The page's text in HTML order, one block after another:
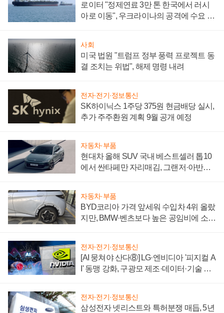
로이터 "정제연료 3만 톤 한국에서 러시
아로 이동", 우크라이나의 공격에 수요 늘
사회
미국 법원 "트럼프 정부 풍력 프로젝트 동
결 조치는 위법", 해제 명령 내려
전자·전기·정보통신
SK하이닉스 1주당 375원 현금배당 실시,
추가 주주환원 계획 9월 공개 예정
자동차·부품
현대차 올해 SUV 국내 베스트셀러 톱10
에서 싼타페만 자리매김, 그랜저·아반떼
자동차·부품
BYD코리아 가격 앞세워 수입차 4위 올랐
지만, BMW·벤츠보다 높은 공임비에 소비
전자·전기·정보통신
[AI 뭉쳐야 산다⑧] LG·엔비디아 '피지컬 A
I' 동맹 강화, 구광모 제조·데이터·기술 결
전자·전기·정보통신
삼성전자 넷리스트와 특허분쟁 매듭, 5년